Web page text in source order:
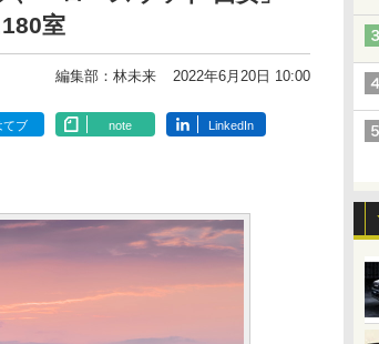
室
編集部：林未来 2022年6月20日 10:00
てブ note LinkedIn